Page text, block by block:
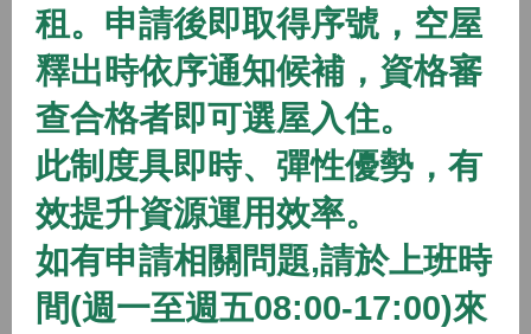
開放中 隨到隨辦 住宅
(115年隨到隨辦)八德三號社會住宅
2026/01/01 08:00 ~
開放中 隨到隨辦 住宅
(115年隨到隨辦)蘆竹一號社會住宅
2026/01/01 08:00 ~
租。申請後即取得序號，空屋
釋出時依序通知候補，資格審
查合格者即可選屋入住。
此制度具即時、彈性優勢，有
效提升資源運用效率。
如有申請相關問題,請於上班時
間(週一至週五08:00-17:00)來